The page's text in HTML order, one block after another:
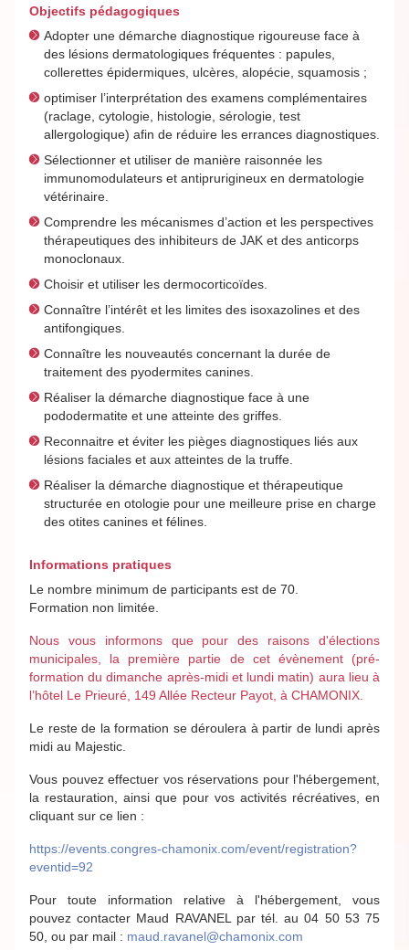
Objectifs pédagogiques
Adopter une démarche diagnostique rigoureuse face à
des lésions dermatologiques fréquentes : papules,
collerettes épidermiques, ulcères, alopécie, squamosis ;
optimiser l’interprétation des examens complémentaires
(raclage, cytologie, histologie, sérologie, test
allergologique) afin de réduire les errances diagnostiques.
Sélectionner et utiliser de manière raisonnée les
immunomodulateurs et antiprurigineux en dermatologie
vétérinaire.
Comprendre les mécanismes d’action et les perspectives
thérapeutiques des inhibiteurs de JAK et des anticorps
monoclonaux.
Choisir et utiliser les dermocorticoïdes.
Connaître l’intérêt et les limites des isoxazolines et des
antifongiques.
Connaître les nouveautés concernant la durée de
traitement des pyodermites canines.
Réaliser la démarche diagnostique face à une
pododermatite et une atteinte des griffes.
Reconnaitre et éviter les pièges diagnostiques liés aux
lésions faciales et aux atteintes de la truffe.
Réaliser la démarche diagnostique et thérapeutique
structurée en otologie pour une meilleure prise en charge
des otites canines et félines.
Informations pratiques
Le nombre minimum de participants est de 70.
Formation non limitée.
Nous vous informons que pour des raisons d'élections
municipales, la première partie de cet évènement (pré-
formation du dimanche après-midi et lundi matin) aura lieu à
l’hôtel Le Prieuré, 149 Allée Recteur Payot, à CHAMONIX.
Le reste de la formation se déroulera à partir de lundi après
midi au Majestic.
Vous pouvez effectuer vos réservations pour l'hébergement,
la restauration, ainsi que pour vos activités récréatives, en
cliquant sur ce lien :
https://events.congres-chamonix.com/event/registration?
eventid=92
Pour toute information relative à l'hébergement, vous
pouvez contacter Maud RAVANEL par tél. au 04 50 53 75
50, ou par mail : maud.ravanel@chamonix.com